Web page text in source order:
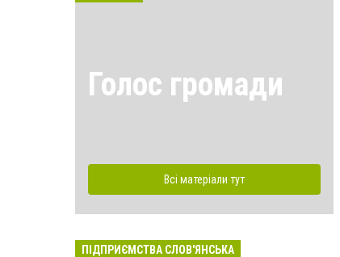
Голос громади
Всі матеріали тут
ПІДПРИЄМСТВА СЛОВ'ЯНСЬКА